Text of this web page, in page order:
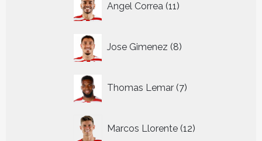
Angel Correa 11
producten
Jose Gimenez 8
producten
Thomas Lemar 7
producten
Marcos Llorente 12
producten